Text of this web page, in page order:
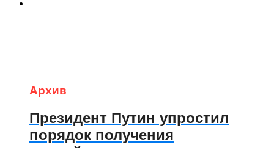
Архив
Президент Путин упростил
порядок получения